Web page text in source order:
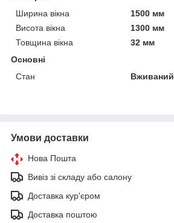
Ширина вікна
1500 мм
Висота вікна
1300 мм
Товщина вікна
32 мм
Основні
Стан
Вживаний
Умови доставки
Нова Пошта
Вивіз зі складу або салону
Доставка кур'єром
Доставка поштою